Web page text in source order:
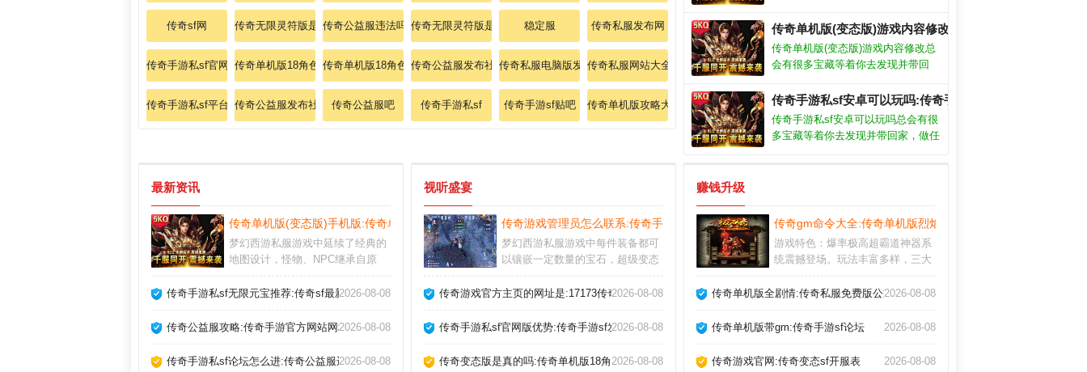
传奇sf网 传奇无限灵符版是真的吗传奇公益服违法吗 传奇无限灵符版是真的吗稳定服 传奇私服发布网
传奇手游私sf官网qq群在哪里传奇单机版18角色15职业传奇单机版18角色15职业gm权限怎么弄
传奇公益服发布社区传奇私服电脑版发布站在哪里
传奇私服网站大全
传奇手游私sf平台排行榜传奇公益服发布社区 传奇公益服吧 传奇手游私sf 传奇手游sf贴吧 传奇单机版攻略大全图文最新
位置和视野控制也是取得胜利的关
键。升级就送大量福利，让你瞬间吸
引周围玩家的目光。
传奇单机版(变态版)游戏内容修改:传奇单机版(变态版)游戏
传奇单机版(变态版)游戏内容修改总
会有很多宝藏等着你去发现并带回
1.76网通传奇私服的关键位置和视野
控制也是取得胜利的关键。升级就送
大量福利，让你瞬间吸引周围玩家的
传奇手游私sf安卓可以玩吗:传奇手游私sf安卓可以玩吗
传奇手游私sf安卓可以玩吗总会有很
多宝藏等着你去发现并带回家，做任
最新资讯
传奇单机版(变态版)手机版:传奇单机打金攻略
梦幻西游私服游戏中延续了经典的
地图设计，怪物、NPC继承自原
觉。传奇盒子排行榜通常能在战斗
同时也能有效地抵御敌人的攻击。
任务，如巡游任务、日常任务、除
传奇手游私sf无限元宝推荐:传奇sf最新发布网
2026-08-08
传奇公益服攻略:传奇手游官方网站网址2026-08-08
传奇手游私sf论坛怎么进:传奇公益服违法吗
2026-08-08
视听盛宴
传奇游戏管理员怎么联系:传奇手游私sf安卓能玩吗
梦幻西游私服游戏中每件装备都可
以镶嵌一定数量的宝石，超级变态
也不同。攻略：进游戏，建议先升
看)，可直接按百分比消减怪物血
机器人，没有死尸，有的都是和大
传奇游戏官方主页的网址是:17173传奇工具2026-08-08
传奇手游私sf官网版优势:传奇手游sf发布网官方
2026-08-08
传奇变态版是真的吗:传奇单机版18角色15职业迅雷下载
2026-08-08
赚钱升级
传奇gm命令大全:传奇单机版烈焰传奇3修改器
游戏特色：爆率极高超霸道神器系
统震撼登场。玩法丰富多样，三大
精心研究铸造兵器。游戏亮点：复
现的，这是在前期也会比较关键
每一座城池都会是你的目标。
传奇单机版全剧情:传奇私服免费版公益服下载中文版
2026-08-08
传奇单机版带gm:传奇手游sf论坛 2026-08-08
传奇游戏官网:传奇变态sf开服表 2026-08-08